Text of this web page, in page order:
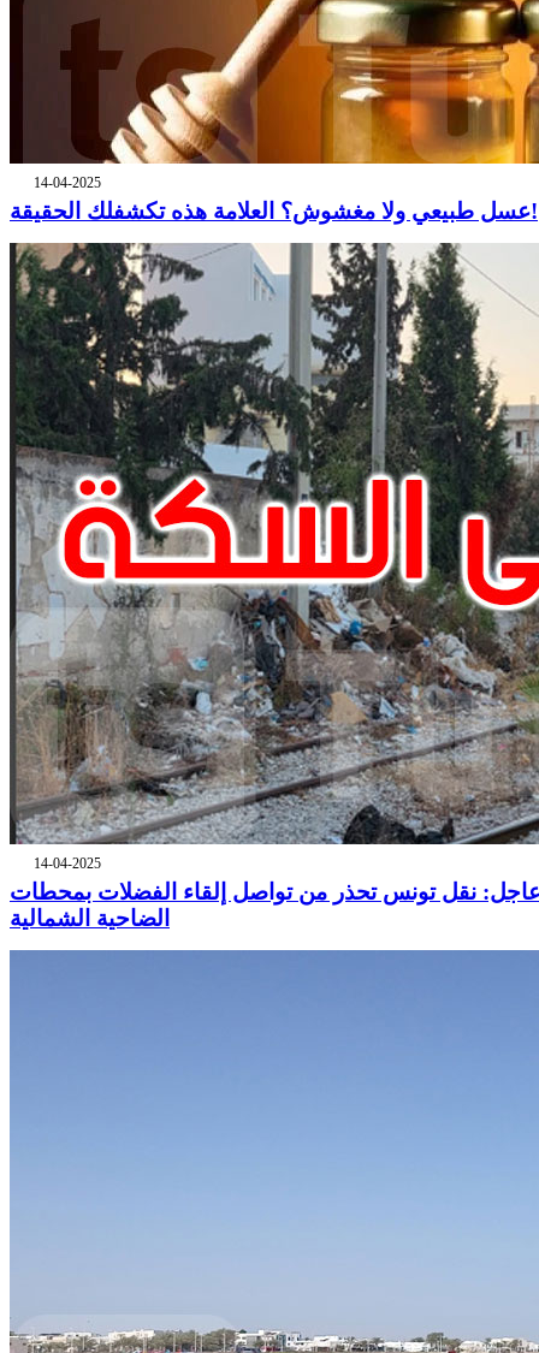
14-04-2025
عسل طبيعي ولا مغشوش؟ العلامة هذه تكشفلك الحقيقة!
14-04-2025
نقل تونس تحذر من تواصل إلقاء الفضلات بمحطات
الضاحية الشمالية